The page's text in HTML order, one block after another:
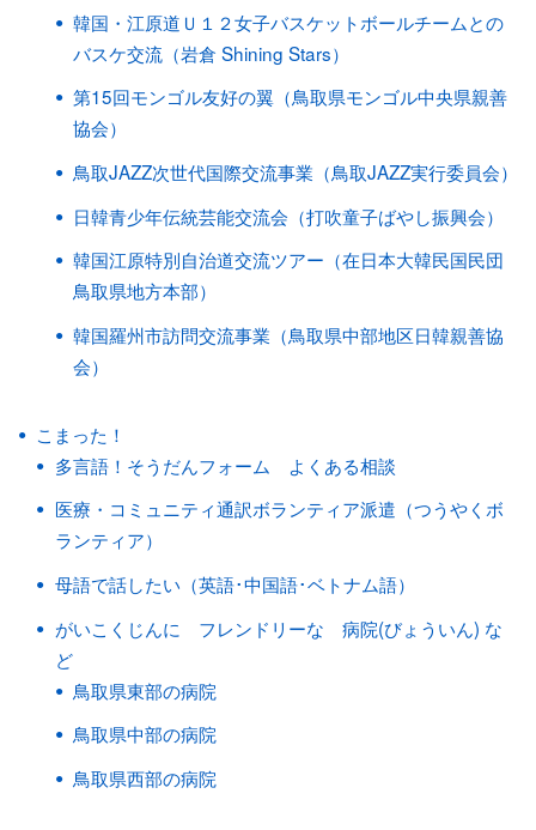
韓国・江原道Ｕ１２女子バスケットボールチームとの
バスケ交流（岩倉 Shining Stars）
第15回モンゴル友好の翼（鳥取県モンゴル中央県親善
協会）
鳥取JAZZ次世代国際交流事業（鳥取JAZZ実行委員会）
日韓青少年伝統芸能交流会（打吹童子ばやし振興会）
韓国江原特別自治道交流ツアー（在日本大韓民国民団
鳥取県地方本部）
韓国羅州市訪問交流事業（鳥取県中部地区日韓親善協
会）
こまった！
多言語！そうだんフォーム よくある相談
医療・コミュニティ通訳ボランティア派遣（つうやくボ
ランティア）
母語で話したい（英語･中国語･ベトナム語）
がいこくじんに フレンドリーな 病院(びょういん) な
ど
鳥取県東部の病院
鳥取県中部の病院
鳥取県西部の病院